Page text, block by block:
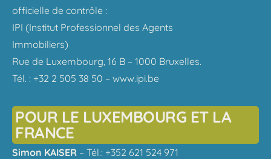
officielle de contrôle :
IPI (Institut Professionnel des Agents
Immobiliers)
Rue de Luxembourg, 16 B – 1000 Bruxelles.
Tél. : +32 2 505 38 50 – www.ipi.be
POUR LE LUXEMBOURG ET LA
FRANCE
Simon KAISER – Tél.: +352 621 524 971